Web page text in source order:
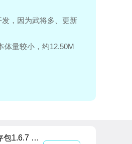
发，因为武将多、更新
体量较小，约12.50M
无名杀辉烬共存包1.6.7 最新版